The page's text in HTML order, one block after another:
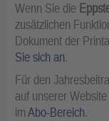
Wenn Sie die
zusätzlichen
Dokument der
Sie sich an.
Für den
auf unserer
imAbo-Bereich.